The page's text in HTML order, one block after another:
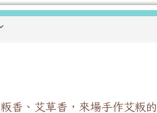
香、艾草香，來場手作艾粄